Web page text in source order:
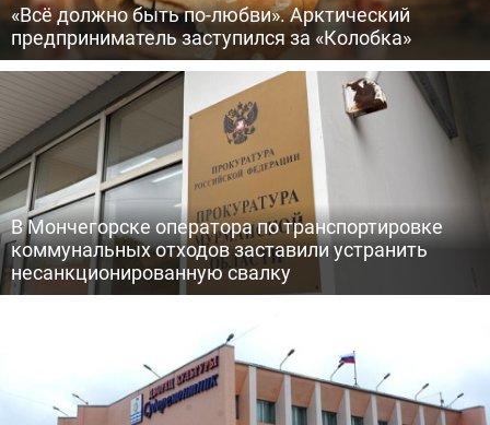
«Всё должно быть по-любви». Арктический
предприниматель заступился за «Колобка»
В Мончегорске оператора по транспортировке
коммунальных отходов заставили устранить
несанкционированную свалку